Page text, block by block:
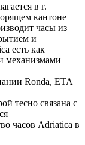
в г.
кантоне
часы из
и
есть как
механизмами
Ronda, ETA
тесно связана с
часов Adriatica в